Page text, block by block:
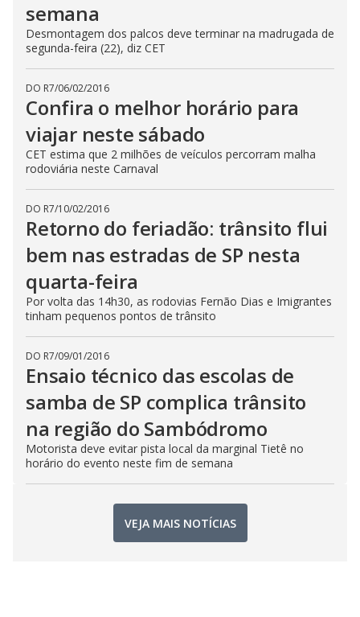
semana
Desmontagem dos palcos deve terminar na madrugada de
segunda-feira (22), diz CET
DO R7/06/02/2016
Confira o melhor horário para
viajar neste sábado
CET estima que 2 milhões de veículos percorram malha
rodoviária neste Carnaval
DO R7/10/02/2016
Retorno do feriadão: trânsito flui
bem nas estradas de SP nesta
quarta-feira
Por volta das 14h30, as rodovias Fernão Dias e Imigrantes
tinham pequenos pontos de trânsito
DO R7/09/01/2016
Ensaio técnico das escolas de
samba de SP complica trânsito
na região do Sambódromo
Motorista deve evitar pista local da marginal Tietê no
horário do evento neste fim de semana
VEJA MAIS NOTÍCIAS